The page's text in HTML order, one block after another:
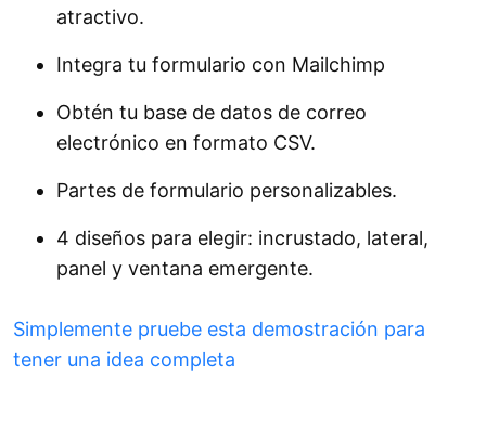
atractivo.
Integra tu formulario con Mailchimp
Obtén tu base de datos de correo
electrónico en formato CSV.
Partes de formulario personalizables.
4 diseños para elegir: incrustado, lateral,
panel y ventana emergente.
Simplemente pruebe esta demostración para
tener una idea completa